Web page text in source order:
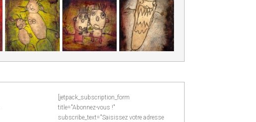
[jetpack_subscription_form
title="Abonnez-vous !"
subscribe_text="Saisissez votre adresse